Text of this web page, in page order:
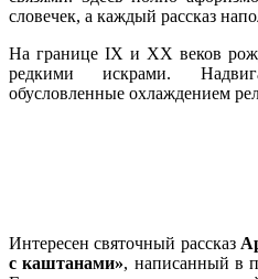
словечек, а каждый рассказ
На границе IX и XX веков
редкими искрами.
обусловленные охлаждением
Интересен святочный рассказ
с каштанами», написанный в